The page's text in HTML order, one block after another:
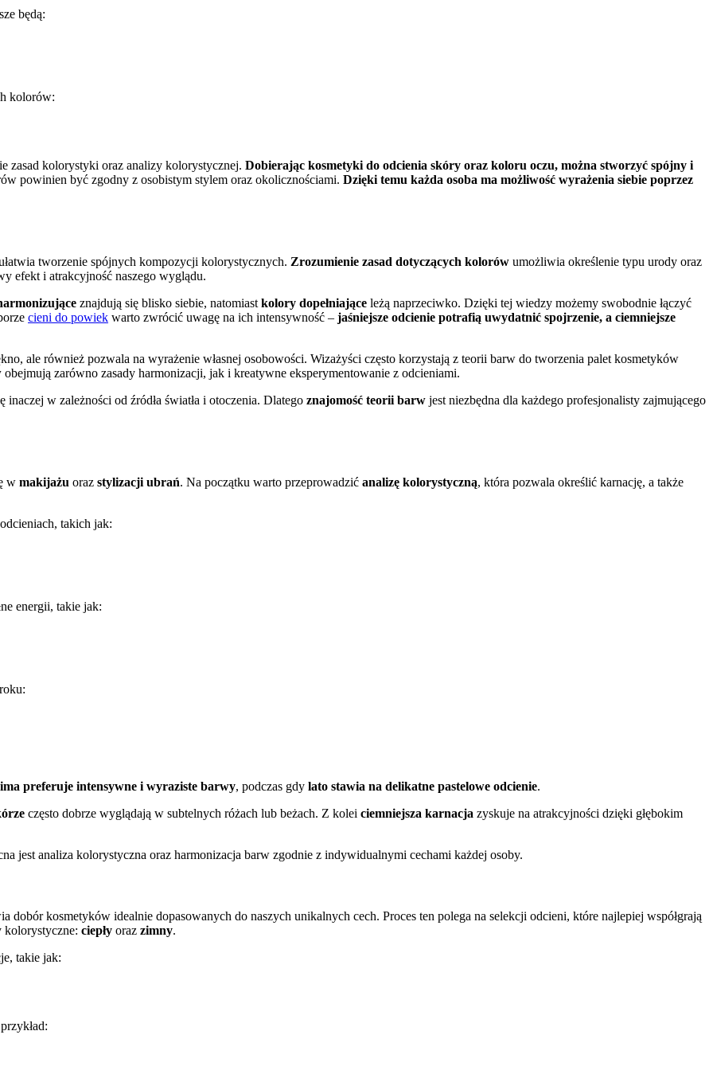
będą:
kolorów:
zasad kolorystyki oraz analizy kolorystycznej. Dobierając kosmetyki do odcienia skóry oraz koloru oczu, można stworzyć spójny i
powinien być zgodny z osobistym stylem oraz okolicznościami. Dzięki temu każda osoba ma możliwość wyrażenia siebie poprzez
tworzenie spójnych kompozycji kolorystycznych. Zrozumienie zasad dotyczących kolorów umożliwia określenie typu urody oraz
efekt i atrakcyjność naszego wyglądu.
znajdują się blisko siebie, natomiast kolory dopełniające leżą naprzeciwko. Dzięki tej wiedzy możemy swobodnie łączyć
cieni do powiek warto zwrócić uwagę na ich intensywność – jaśniejsze odcienie potrafią uwydatnić spojrzenie, a ciemniejsze
ale również pozwala na wyrażenie własnej osobowości. Wizażyści często korzystają z teorii barw do tworzenia palet kosmetyków
obejmują zarówno zasady harmonizacji, jak i kreatywne eksperymentowanie z odcieniami.
w zależności od źródła światła i otoczenia. Dlatego znajomość teorii barw jest niezbędna dla każdego profesjonalisty zajmującego
w makijażu oraz stylizacji ubrań. Na początku warto przeprowadzić analizę kolorystyczną, która pozwala określić karnację, a także
takich jak:
energii, takie jak:
preferuje intensywne i wyraziste barwy, podczas gdy lato stawia na delikatne pastelowe odcienie.
często dobrze wyglądają w subtelnych różach lub beżach. Z kolei ciemniejsza karnacja zyskuje na atrakcyjności dzięki głębokim
jest analiza kolorystyczna oraz harmonizacja barw zgodnie z indywidualnymi cechami każdej osoby.
kosmetyków idealnie dopasowanych do naszych unikalnych cech. Proces ten polega na selekcji odcieni, które najlepiej współgrają
kolorystyczne: ciepły oraz zimny.
takie jak: